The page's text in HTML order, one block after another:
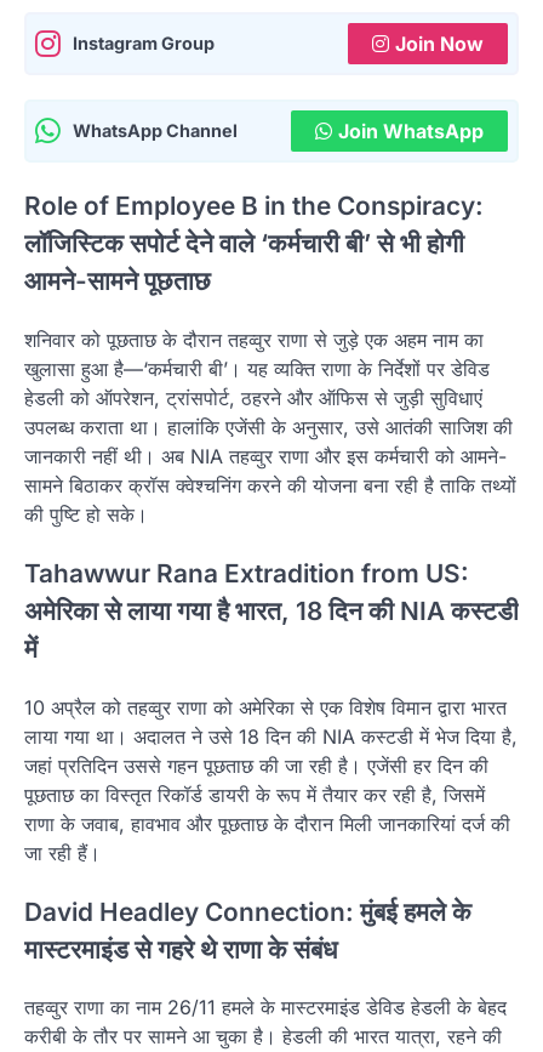
Instagram Group Join Now
WhatsApp Channel Join WhatsApp
Role of Employee B in the Conspiracy:
लॉजिस्टिक सपोर्ट देने वाले ‘कर्मचारी बी’ से भी होगी
आमने-सामने पूछताछ
शनिवार को पूछताछ के दौरान तहव्वुर राणा से जुड़े एक अहम नाम का
खुलासा हुआ है—‘कर्मचारी बी’। यह व्यक्ति राणा के निर्देशों पर डेविड
हेडली को ऑपरेशन, ट्रांसपोर्ट, ठहरने और ऑफिस से जुड़ी सुविधाएं
उपलब्ध कराता था। हालांकि एजेंसी के अनुसार, उसे आतंकी साजिश की
जानकारी नहीं थी। अब NIA तहव्वुर राणा और इस कर्मचारी को आमने-
सामने बिठाकर क्रॉस क्वेश्चनिंग करने की योजना बना रही है ताकि तथ्यों
की पुष्टि हो सके।
Tahawwur Rana Extradition from US:
अमेरिका से लाया गया है भारत, 18 दिन की NIA कस्टडी
में
10 अप्रैल को तहव्वुर राणा को अमेरिका से एक विशेष विमान द्वारा भारत
लाया गया था। अदालत ने उसे 18 दिन की NIA कस्टडी में भेज दिया है,
जहां प्रतिदिन उससे गहन पूछताछ की जा रही है। एजेंसी हर दिन की
पूछताछ का विस्तृत रिकॉर्ड डायरी के रूप में तैयार कर रही है, जिसमें
राणा के जवाब, हावभाव और पूछताछ के दौरान मिली जानकारियां दर्ज की
जा रही हैं।
David Headley Connection: मुंबई हमले के
मास्टरमाइंड से गहरे थे राणा के संबंध
तहव्वुर राणा का नाम 26/11 हमले के मास्टरमाइंड डेविड हेडली के बेहद
करीबी के तौर पर सामने आ चुका है। हेडली की भारत यात्रा, रहने की